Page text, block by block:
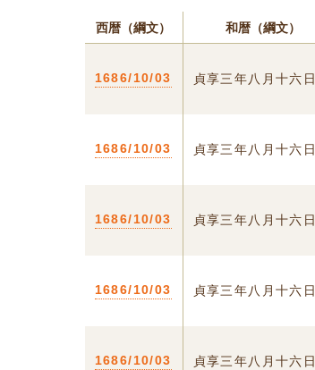
西暦（綱文） 和暦（綱文）
1686/10/03 貞享三年八月十六日
1686/10/03 貞享三年八月十六日
1686/10/03 貞享三年八月十六日
1686/10/03 貞享三年八月十六日
1686/10/03 貞享三年八月十六日